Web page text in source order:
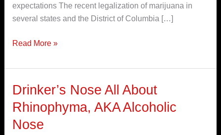
expectations The recent legalization of marijuana in
several states and the District of Columbia […]
Read More »
Drinker’s Nose All About
Rhinophyma, AKA Alcoholic
Nose
Drinker’s
Nose
All
About